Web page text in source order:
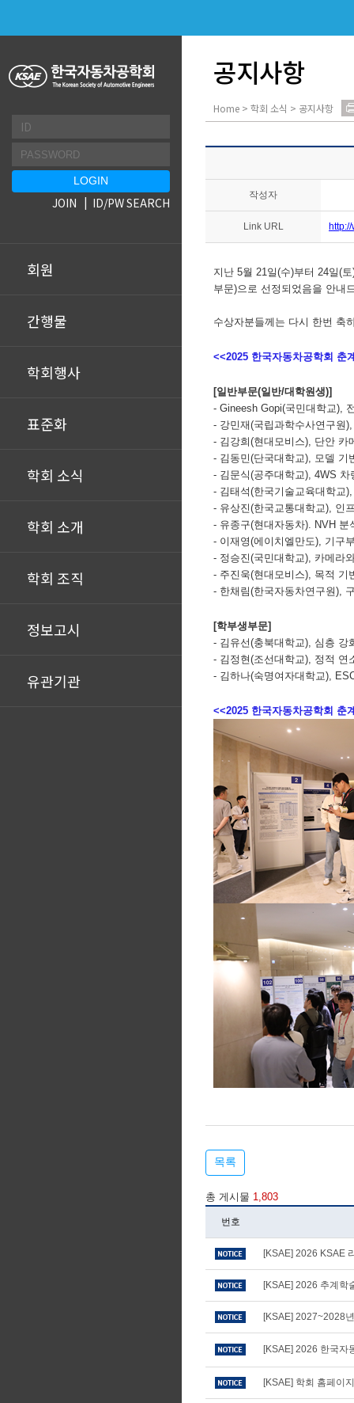
회원
간행물
학회행사
표준화
학회 소식
학회 소개
학회 조직
정보고시
유관기관
JOIN ID/PW SEARCH
공지사항
Home > 학회 소식 > 공지사항
작성자
Link URL
지난 5월 21일(수)부터 24일(
부문)으로 선정되었음을 안내
수상자분들께는 다시 한번 축
<<2025 한국자동차공학회 춘
[일반부문(일반/대학원생)]
- Gineesh Gopi(국민대학교),
- 강민재(국립과학수사연구원
- 김강희(현대모비스), 단안 카
- 김동민(단국대학교), 모델 기
- 김문식(공주대학교), 4WS
- 김태석(한국기술교육대학교
- 유상진(한국교통대학교), 인
- 유종구(현대자동차). NVH
- 이재영(에이치엘만도), 기구
- 정승진(국민대학교), 카메라
- 주진욱(현대모비스), 목적 기
- 한채림(한국자동차연구원),
[학부생부문]
- 김유선(충북대학교), 심층 강
- 김정현(조선대학교), 정적 연
- 김하나(숙명여자대학교),
<<2025 한국자동차공학회 춘
목록
총 게시물 1,803
번호
[KSAE] 2026 KSAE
[KSAE] 2026 추계학
[KSAE] 2027~2028
[KSAE] 2026 한국자
[KSAE] 학회 홈페이